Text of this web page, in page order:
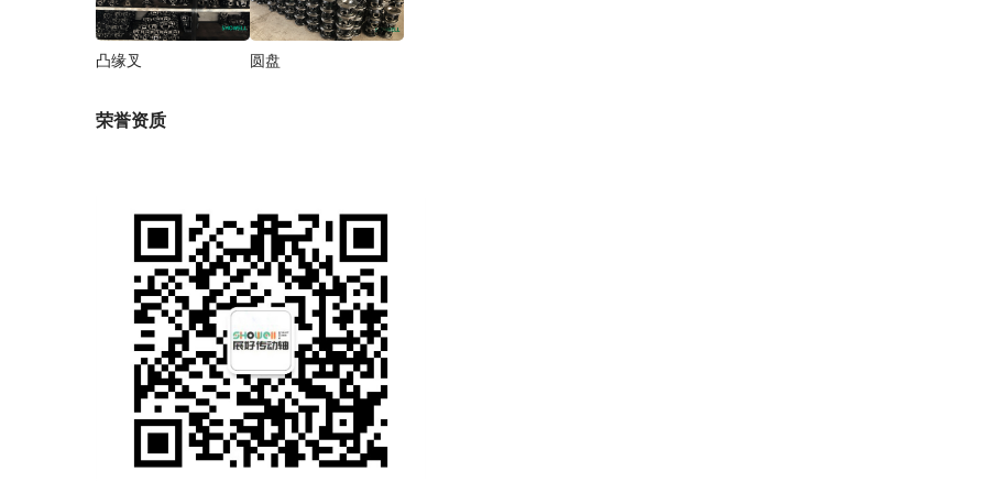
凸缘叉 圆盘
荣誉资质